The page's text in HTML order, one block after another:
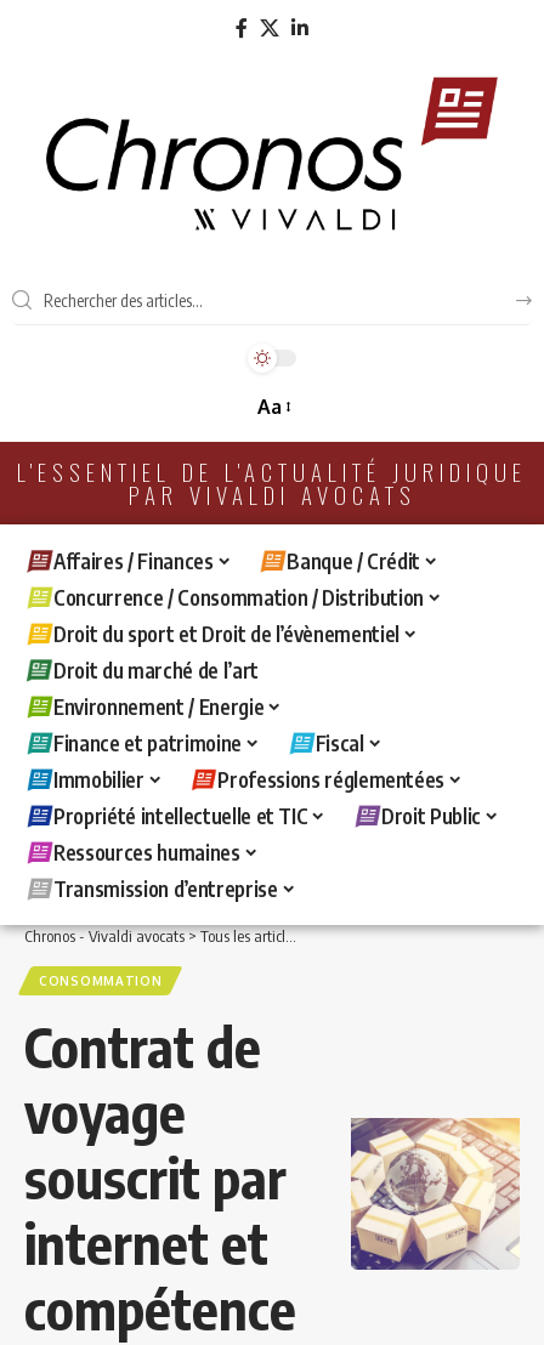
Aa
L'ESSENTIEL DE L'ACTUALITÉ JURIDIQUE
PAR VIVALDI AVOCATS
Affaires / Finances
Banque / Crédit
Concurrence / Consommation / Distribution
Droit du sport et Droit de l’évènementiel
Droit du marché de l’art
Environnement / Energie
Finance et patrimoine
Fiscal
Immobilier
Professions réglementées
Propriété intellectuelle et TIC
Droit Public
Ressources humaines
Transmission d’entreprise
Chronos - Vivaldi avocats>Tous les articles >Concurrence / Consommation /
CONSOMMATION
Contrat de
voyage
souscrit par
internet et
compétence